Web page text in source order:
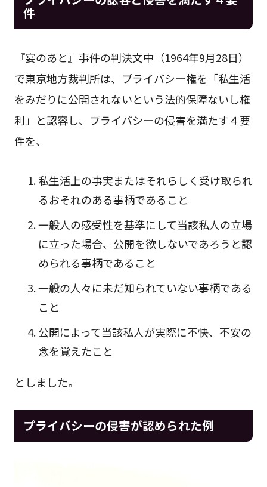
件
『宴のあと』事件の判決文中（1964年9月28日）
で東京地方裁判所は、プライバシー権を「私生活
をみだりに公開されないという法的保障ないし権
利」と認容し、プライバシーの侵害を満たす４要
件を、
私生活上の事実またはそれらしく受け取られ
るおそれのある事柄であること
一般人の感受性を基準にして当該私人の立場
に立った場合、公開を欲しないであろうと認
められる事柄であること
一般の人々に未だ知られていない事柄である
こと
公開によって当該私人が実際に不快、不安の
念を覚えたこと
としました。
プライバシーの侵害が認められた例